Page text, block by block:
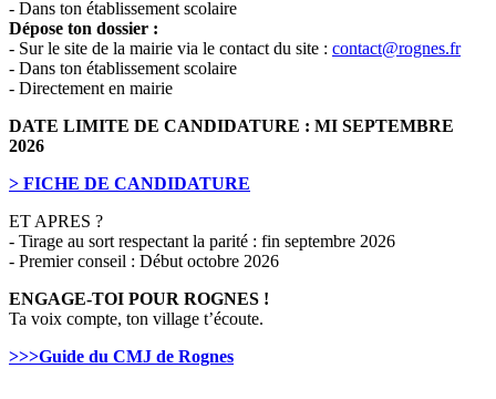
- Dans ton établissement scolaire
Dépose ton dossier :
- Sur le site de la mairie via le contact du site : contact@rognes.fr
- Dans ton établissement scolaire
- Directement en mairie
DATE LIMITE DE CANDIDATURE : MI SEPTEMBRE
2026
> FICHE DE CANDIDATURE
ET APRES ?
- Tirage au sort respectant la parité : fin septembre 2026
- Premier conseil : Début octobre 2026
ENGAGE-TOI POUR ROGNES !
Ta voix compte, ton village t’écoute.
>>>Guide du CMJ de Rognes